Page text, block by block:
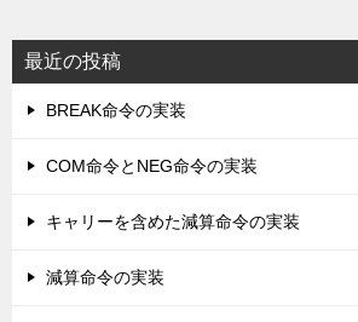
最近の投稿
BREAK命令の実装
COM命令とNEG命令の実装
キャリーを含めた減算命令の実装
減算命令の実装